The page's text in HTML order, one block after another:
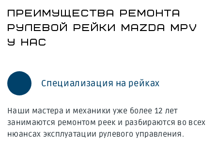
ПРЕИМУЩЕСТВА РЕМОНТА
РУЛЕВОЙ РЕЙКИ MAZDA MPV
У НАС
Специализация на рейках
Наши мастера и механики уже более 12 лет
занимаются ремонтом реек и разбираются во всех
нюансах эксплуатации рулевого управления.